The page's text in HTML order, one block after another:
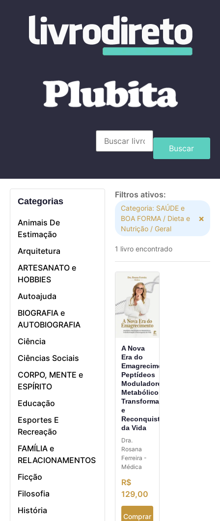
Buscar
Categorias
Animais De
Estimação
Arquitetura
ARTESANATO e
HOBBIES
Autoajuda
BIOGRAFIA e
AUTOBIOGRAFIA
Ciência
Ciências Sociais
CORPO, MENTE e
ESPÍRITO
Educação
Esportes E
Recreação
FAMÍLIA e
RELACIONAMENTOS
Ficção
Filosofia
História
Filtros ativos:
Categoria: SAÚDE e
BOA FORMA / Dieta e
Nutrição / Geral
×
1 livro encontrado
A Nova
Era do
Emagrecimento:
Peptídeos
Moduladores
Metabólicos,
Transformação
e
Reconquista
da Vida
Dra.
Rosana
Ferreira -
Médica
R$
129,00
Comprar